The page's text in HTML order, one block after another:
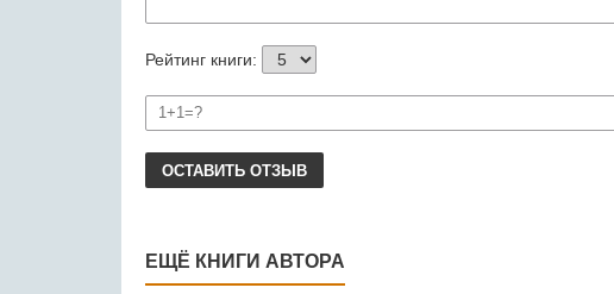
Рейтинг книги:
ОСТАВИТЬ ОТЗЫВ
ЕЩЁ КНИГИ АВТОРА